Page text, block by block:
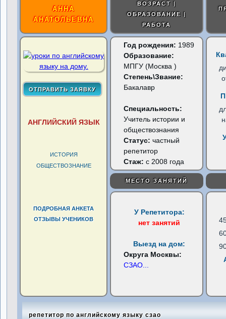
АННА
АНАТОЛЬЕВНА
ВОЗРАСТ |
ОБРАЗОВАНИЕ |
РАБОТА
АНГЛИЙСКИЙ ЯЗЫК
ИСТОРИЯ
ОБЩЕСТВОЗНАНИЕ
ПОДРОБНАЯ АНКЕТА
ОТЗЫВЫ УЧЕНИКОВ
Год рождения: 1989
Образование:
МПГУ (Москва )
Степень\Звание:
Бакалавр
Специальность:
Учитель истории и
обществознания
Статус:частный
репетитор
Стаж: с 2008 года
МЕСТО ЗАНЯТИЙ
У Репетитора:
нет занятий
Выезд на дом:
Округа Москвы:
СЗАО
репетитор по английскому языку сзао